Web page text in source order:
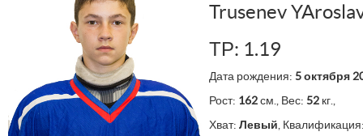
Trusenev
ТР: 1.19
Дата рождения:5 октября
Рост: 162см., Вес:52 кг.,
Хват:Левый ,